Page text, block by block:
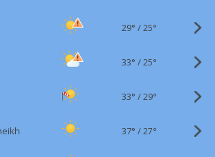
29° /25°
33° /25°
33° /29°
37° /27°